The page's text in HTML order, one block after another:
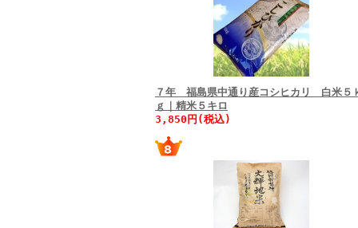
７年 福島県中通り産コシヒカリ 白米５
ｇ｜精米５キロ
3,850円(税込)